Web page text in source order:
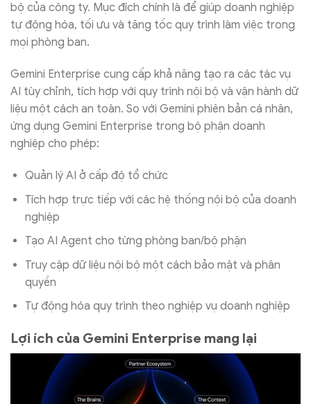
bộ của công ty. Mục đích chính là để giúp doanh nghiệp
tự động hóa, tối ưu và tăng tốc quy trình làm việc trong
mọi phòng ban.
Gemini Enterprise cung cấp khả năng tạo ra các tác vụ
AI tùy chỉnh, tích hợp với quy trình nội bộ và vận hành dữ
liệu một cách an toàn. So với Gemini phiên bản cá nhân,
ứng dụng Gemini Enterprise trong bộ phận doanh
nghiệp cho phép:
Quản lý AI ở cấp độ tổ chức
Tích hợp trực tiếp với các hệ thống nội bộ của doanh
nghiệp
Tạo AI Agent cho từng phòng ban/bộ phận
Truy cập dữ liệu nội bộ một cách bảo mật và phân
quyền
Tự động hóa quy trình theo nghiệp vụ doanh nghiệp
Lợi ích của Gemini Enterprise mang lại